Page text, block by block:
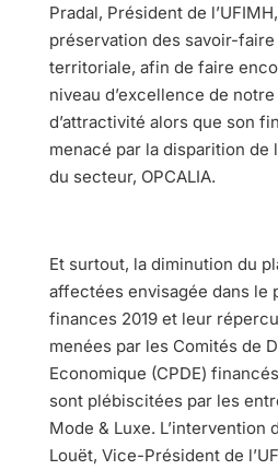
Pradal, Président de
préservation des savoir-
territoriale, afin de faire
niveau d’excellence de
d’attractivité alors que son
menacé par la disparition de
du secteur, OPCALIA.
Et surtout, la diminution du
affectées envisagée dans le
finances 2019 et leur
menées par les Comités de
Economique (CPDE)
sont plébiscitées par les
Mode & Luxe. L’intervention
Louët, Vice-Président de